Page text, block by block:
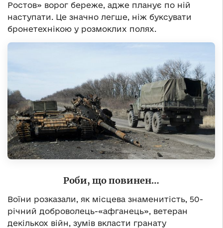
Ростов» ворог береже, адже планує по ній
наступати. Це значно легше, ніж буксувати
бронетехнікою у розмоклих полях.
Роби, що повинен…
Воїни розказали, як місцева знаменитість, 50-
річний доброволець-«афганець», ветеран
декількох війн, зумів вкласти гранату